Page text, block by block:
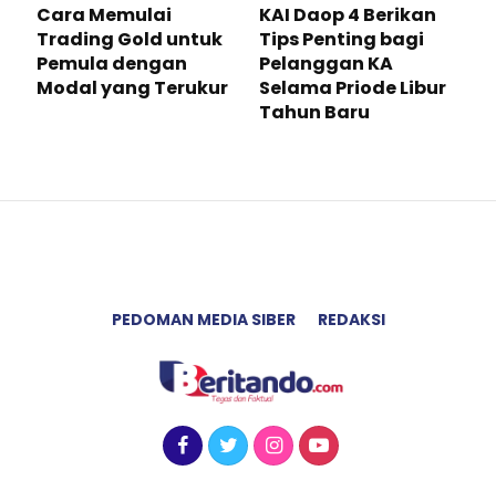
Cara Memulai
Trading Gold untuk
Pemula dengan
Modal yang Terukur
KAI Daop 4 Berikan
Tips Penting bagi
Pelanggan KA
Selama Priode Libur
Tahun Baru
PEDOMAN MEDIA SIBER REDAKSI